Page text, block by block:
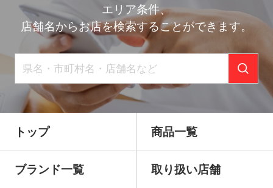
エリア条件、
店舗名からお店を検索することができます。
トップ 商品一覧
ブランド一覧 取り扱い店舗